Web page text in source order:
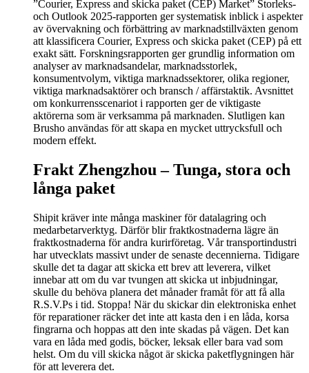
”Courier, Express and skicka paket (CEP) Market” Storleks-
och Outlook 2025-rapporten ger systematisk inblick i aspekter
av övervakning och förbättring av marknadstillväxten genom
att klassificera Courier, Express och skicka paket (CEP) på ett
exakt sätt. Forskningsrapporten ger grundlig information om
analyser av marknadsandelar, marknadsstorlek,
konsumentvolym, viktiga marknadssektorer, olika regioner,
viktiga marknadsaktörer och bransch / affärstaktik. Avsnittet
om konkurrensscenariot i rapporten ger de viktigaste
aktörerna som är verksamma på marknaden. Slutligen kan
Brusho användas för att skapa en mycket uttrycksfull och
modern effekt.
Frakt Zhengzhou –Tunga, stora och
långa paket
Shipit kräver inte många maskiner för datalagring och
medarbetarverktyg. Därför blir fraktkostnaderna lägre än
fraktkostnaderna för andra kurirföretag. Vår transportindustri
har utvecklats massivt under de senaste decennierna. Tidigare
skulle det ta dagar att skicka ett brev att leverera, vilket
innebar att om du var tvungen att skicka ut inbjudningar,
skulle du behöva planera det månader framåt för att få alla
R.S.V.Ps i tid. Stoppa! När du skickar din elektroniska enhet
för reparationer räcker det inte att kasta den i en låda, korsa
fingrarna och hoppas att den inte skadas på vägen. Det kan
vara en låda med godis, böcker, leksak eller bara vad som
helst. Om du vill skicka något är skicka paketflygningen här
för att leverera det.